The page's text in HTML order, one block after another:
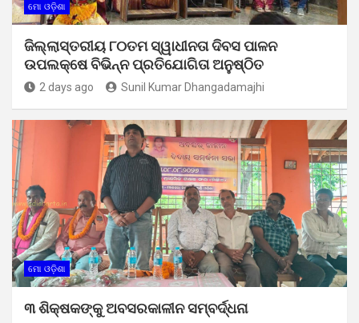
ମୋ ଓଡ଼ିଶା
ଜିଲ୍ଲାସ୍ତରୀୟ ୮୦ତମ ସ୍ୱାଧୀନତା ଦିବସ ପାଳନ
ଉପଲକ୍ଷେ ବିଭିନ୍ନ ପ୍ରତିଯୋଗିତା ଅନୁଷ୍ଠିତ
2 days ago Sunil Kumar Dhangadamajhi
ମୋ ଓଡ଼ିଶା
୩ ଶିକ୍ଷକଙ୍କୁ ଅବସରକାଳୀନ ସମ୍ବର୍ଦ୍ଧନା